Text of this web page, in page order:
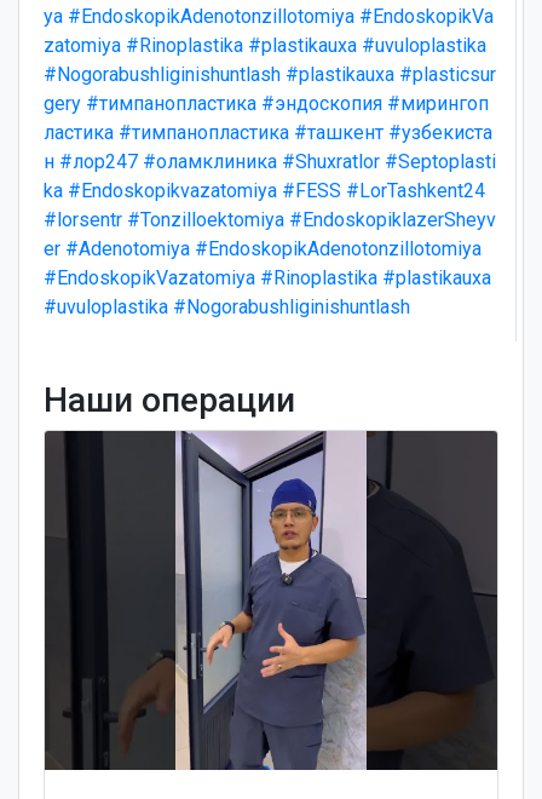
ya #EndoskopikAdenotonzillotomiya #EndoskopikVa
zatomiya #Rinoplastika #plastikauxa #uvuloplastika
#Nogorabushliginishuntlash #plastikauxa #plasticsur
gery #тимпанопластика #эндоскопия #мирингоп
ластика #тимпанопластика #ташкент #узбекиста
н #лор247 #оламклиника #Shuxratlor #Septoplasti
ka #Endoskopikvazatomiya #FESS #LorTashkent24
#lorsentr #Tonzilloektomiya #EndoskopiklazerSheyv
er #Adenotomiya #EndoskopikAdenotonzillotomiya
#EndoskopikVazatomiya #Rinoplastika #plastikauxa
#uvuloplastika #Nogorabushliginishuntlash
Наши операции